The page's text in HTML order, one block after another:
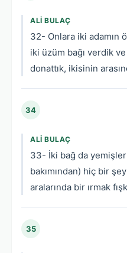
ALI BULAÇ
32- Onlara iki adamın
iki üzüm bağı verdik
donattık, ikisinin
34
ALI BULAÇ
33- İki bağ da
bakımından) hiç bir
aralarında bir ırmak
35